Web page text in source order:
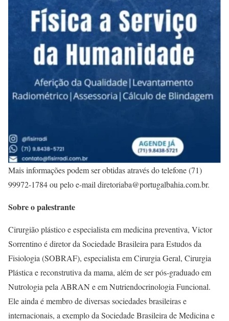
Mais informações podem ser obtidas através do telefone (71)
99972-1784 ou pelo e-mail diretoriaba@portugalbahia.com.br.
Sobre o palestrante
Cirurgião plástico e especialista em medicina preventiva, Victor
Sorrentino é diretor da Sociedade Brasileira para Estudos da
Fisiologia (SOBRAF), especialista em Cirurgia Geral, Cirurgia
Plástica e reconstrutiva da mama, além de ser pós-graduado em
Nutrologia pela ABRAN e em Nutriendocrinologia Funcional.
Ele ainda é membro de diversas sociedades brasileiras e
internacionais, a exemplo da Sociedade Brasileira de Medicina e